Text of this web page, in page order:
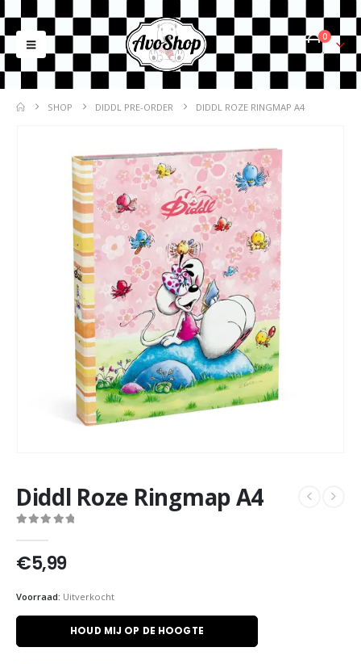
0
SHOP DIDDL PRE-ORDER DIDDL ROZE RINGMAP A4
Diddl Roze Ringmap A4
€5,99
Voorraad: Uitverkocht
HOUD MIJ OP DE HOOGTE